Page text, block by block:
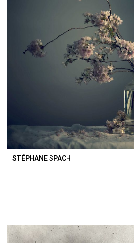
STÉPHANE SPACH